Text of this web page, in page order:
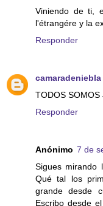
Viniendo de ti,
l'étrangére y la
Responder
camaradeniebla
TODOS SOMOS
Responder
Anónimo 7 de
Sigues mirando
Qué tal los
grande desde
Escribo desde